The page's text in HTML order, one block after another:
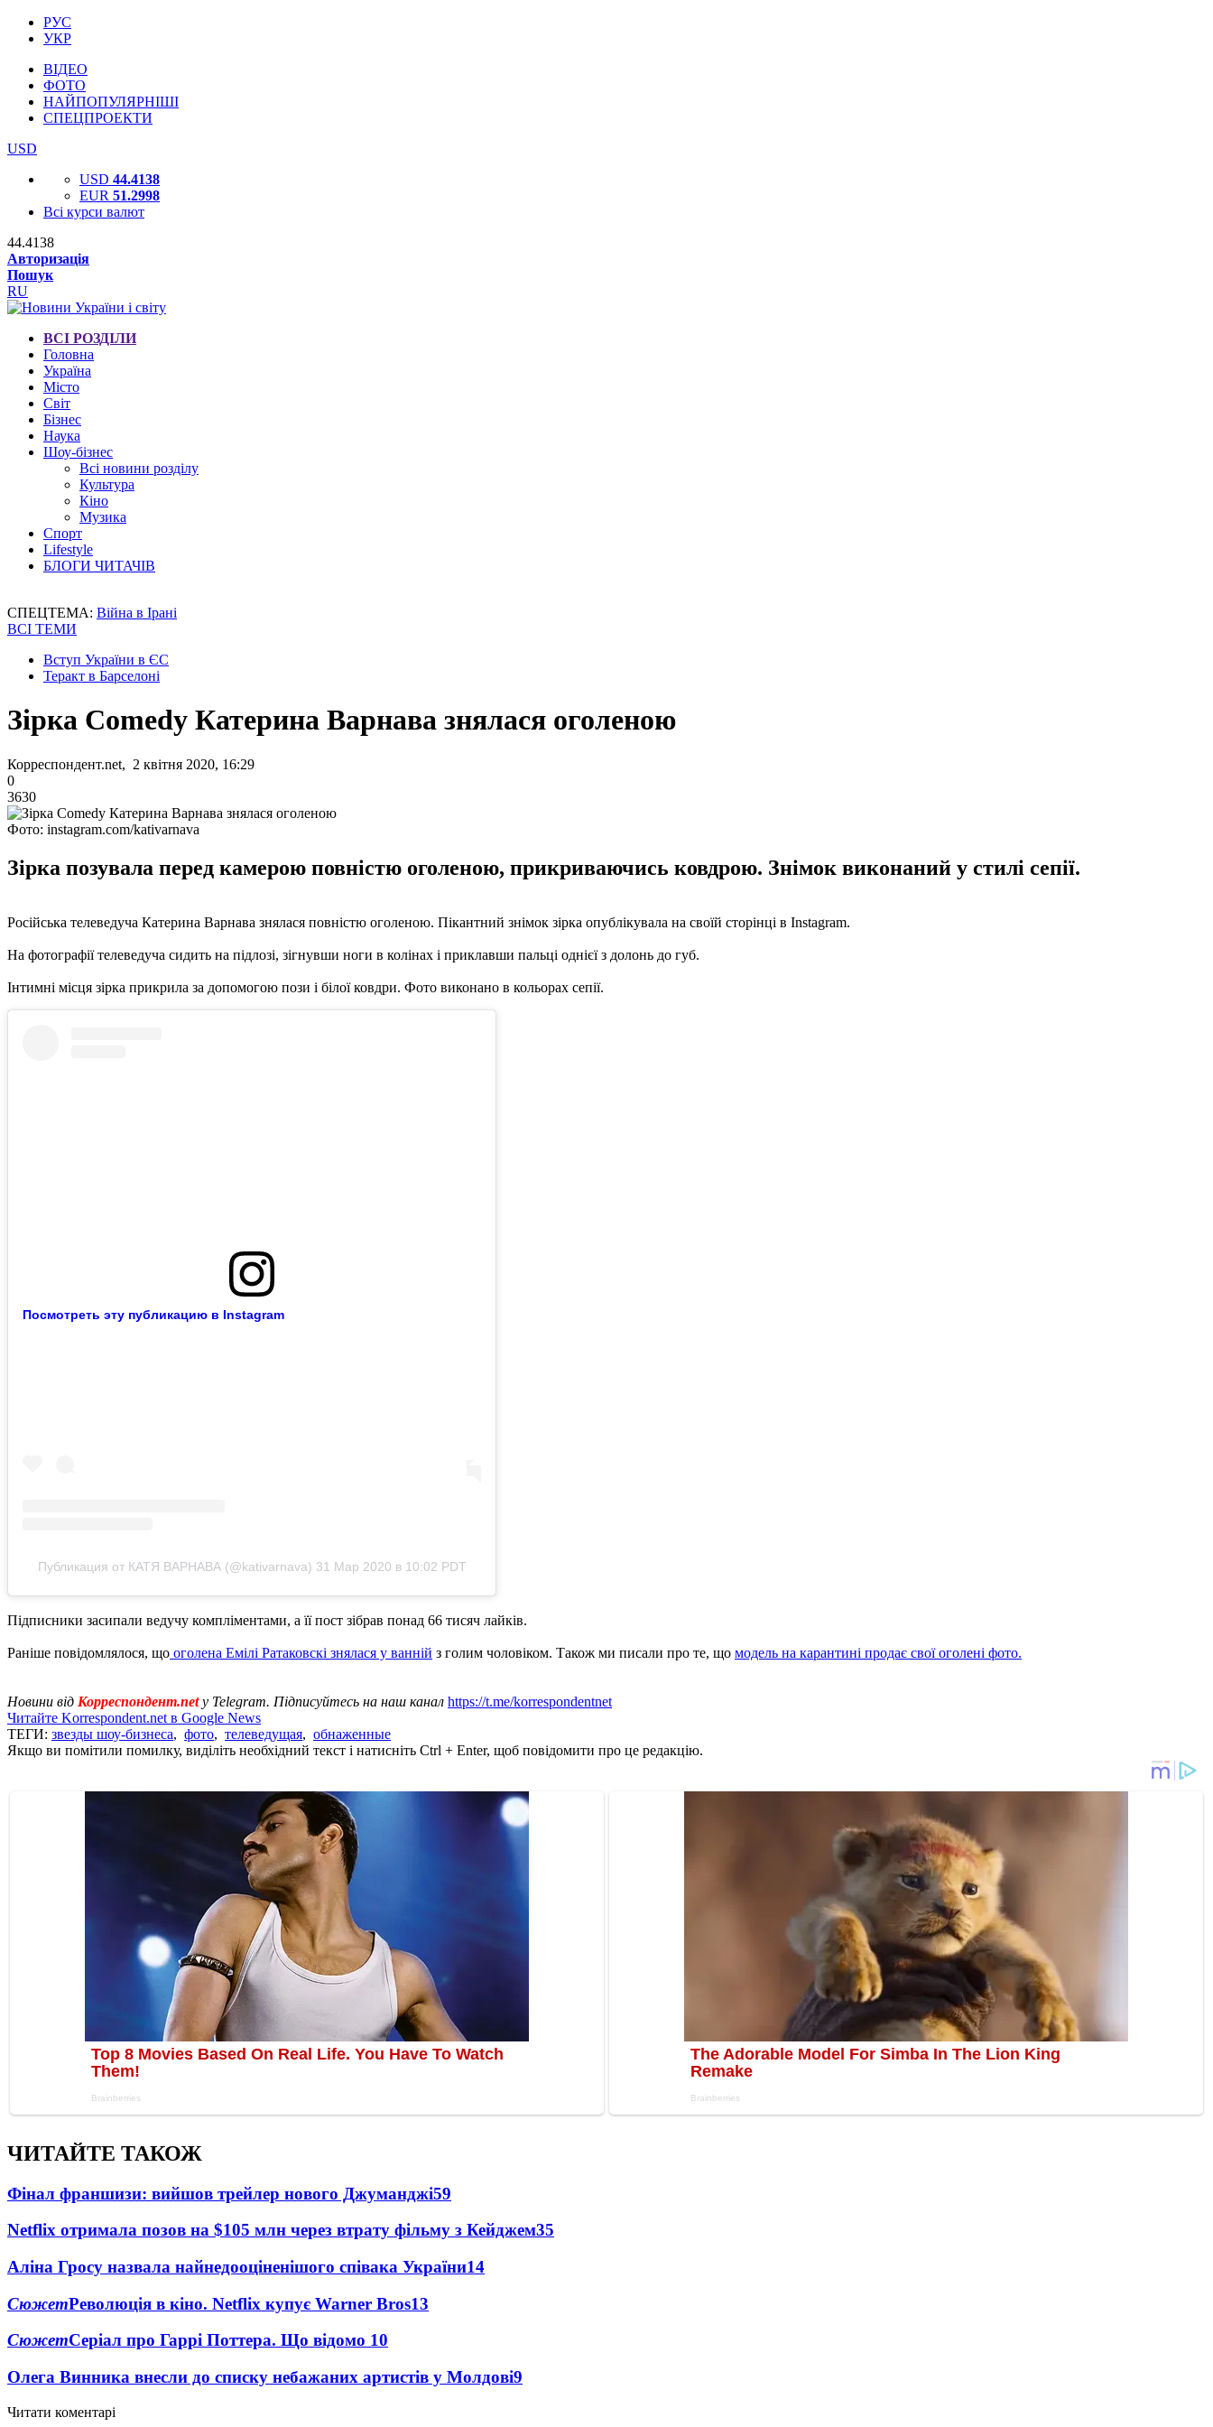
РУС
УКР
ВІДЕО
ФОТО
НАЙПОПУЛЯРНІШІ
СПЕЦПРОЕКТИ
USD
USD 44.4138
EUR 51.2998
Всі курси валют
44.4138
Авторизація
Пошук
RU
ВСІ РОЗДІЛИ
Головна
Україна
Місто
Світ
Бізнес
Наука
Шоу-бізнес
Всі новини розділу
Культура
Кіно
Музика
Спорт
Lifestyle
БЛОГИ ЧИТАЧІВ
СПЕЦТЕМА: Війна в Ірані
ВСІ ТЕМИ
Вступ України в ЄС
Теракт в Барселоні
Зірка Comedy Катерина Варнава знялася оголеною
Корреспондент.net, 2 квітня 2020, 16:29
0
3630
Фото: instagram.com/kativarnava
Зірка позувала перед камерою повністю оголеною, прикриваючись ковдрою. Знімок виконаний у стилі сепії.
Російська телеведуча Катерина Варнава знялася повністю оголеною. Пікантний знімок зірка опублікувала на своїй сторінці в Instagram.
На фотографії телеведуча сидить на підлозі, зігнувши ноги в колінах і приклавши пальці однієї з долонь до губ.
Інтимні місця зірка прикрила за допомогою пози і білої ковдри. Фото виконано в кольорах сепії.
Посмотреть эту публикацию в Instagram
Публикация от КАТЯ ВАРНАВА (@kativarnava) 31 Мар 2020 в 10:02 PDT
Підписники засипали ведучу компліментами, а її пост зібрав понад 66 тисяч лайків.
Раніше повідомлялося, що оголена Емілі Ратаковскі знялася у ванній з голим чоловіком. Також ми писали про те, що модель на карантині продає свої оголені фото.
Новини від Корреспондент.net у Telegram. Підписуйтесь на наш канал https://t.me/korrespondentnet
Читайте Korrespondent.net в Google News
ТЕГИ: звезды шоу-бизнеса, фото, телеведущая, обнаженные
Якщо ви помітили помилку, виділіть необхідний текст і натисніть Ctrl + Enter, щоб повідомити про це редакцію.
ЧИТАЙТЕ ТАКОЖ
Фінал франшизи: вийшов трейлер нового Джуманджі59
Netflix отримала позов на $105 млн через втрату фільму з Кейджем35
Аліна Гросу назвала найнедооціненішого співака України14
СюжетРеволюція в кіно. Netflix купує Warner Bros13
СюжетСеріал про Гаррі Поттера. Що відомо 10
Олега Винника внесли до списку небажаних артистів у Молдові9
Читати коментарі